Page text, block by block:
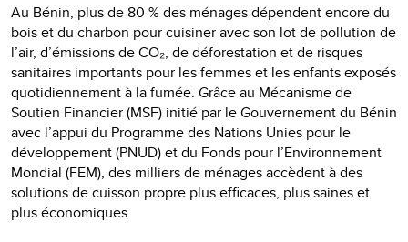
Au Bénin, plus de 80 % des ménages dépendent encore du
bois et du charbon pour cuisiner avec son lot de pollution de
l’air, d’émissions de CO₂, de déforestation et de risques
sanitaires importants pour les femmes et les enfants exposés
quotidiennement à la fumée. Grâce au Mécanisme de
Soutien Financier (MSF) initié par le Gouvernement du Bénin
avec l’appui du Programme des Nations Unies pour le
développement (PNUD) et du Fonds pour l’Environnement
Mondial (FEM), des milliers de ménages accèdent à des
solutions de cuisson propre plus efficaces, plus saines et
plus économiques.